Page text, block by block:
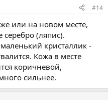
#14
или на новом месте,
серебро (ляпис).
кристаллик -
Кожа в месте
коричневой,
сильнее.